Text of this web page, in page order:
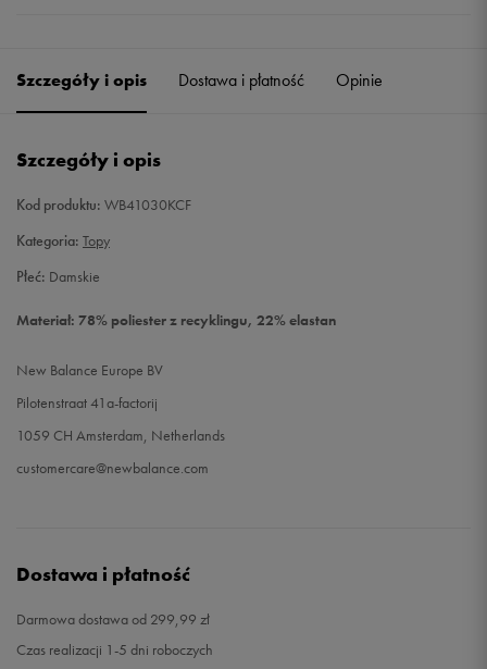
Szczegóły i opis Dostawa i płatność Opinie
Szczegóły i opis
Kod produktu: WB41030KCF
Kategoria: Topy
Płeć: Damskie
Materiał: 78% poliester z recyklingu, 22% elastan
New Balance Europe BV
Pilotenstraat 41a-factorij
1059 CH Amsterdam, Netherlands
customercare@newbalance.com
Dostawa i płatność
Darmowa dostawa od 299,99 zł
Czas realizacji 1-5 dni roboczych